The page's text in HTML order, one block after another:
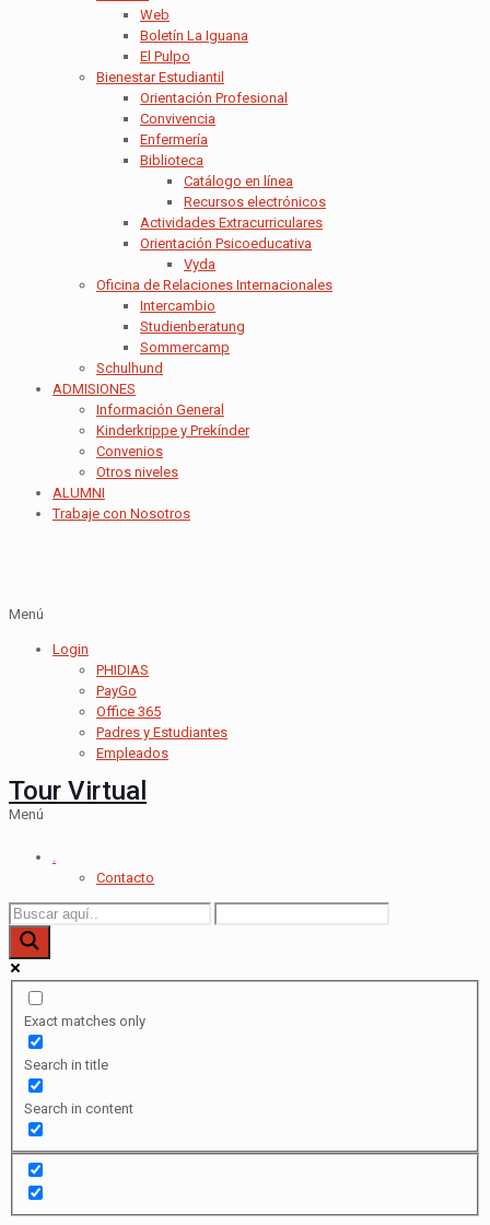
Web
Boletín La Iguana
El Pulpo
Bienestar Estudiantil
Orientación Profesional
Convivencia
Enfermería
Biblioteca
Catálogo en línea
Recursos electrónicos
Actividades Extracurriculares
Orientación Psicoeducativa
Vyda
Oficina de Relaciones Internacionales
Intercambio
Studienberatung
Sommercamp
Schulhund
ADMISIONES
Información General
Kinderkrippe y Prekínder
Convenios
Otros niveles
ALUMNI
Trabaje con Nosotros
Menú
Login
PHIDIAS
PayGo
Office 365
Padres y Estudiantes
Empleados
Tour Virtual
Menú
.
Contacto
Exact matches only
Search in title
Search in content